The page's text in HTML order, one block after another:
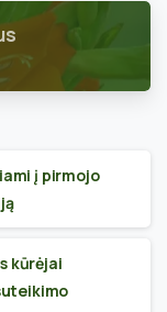
į pirmojo
kūrėjai